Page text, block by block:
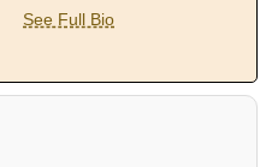
See Full Bio